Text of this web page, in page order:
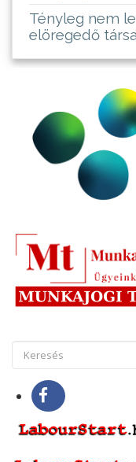
Tényleg nem
elöregedő